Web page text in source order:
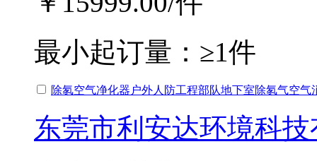
最小起订量： ≥1件
除氡空气净化器户外人防工程部队地下室除氡气空气
东莞市利安达环境科